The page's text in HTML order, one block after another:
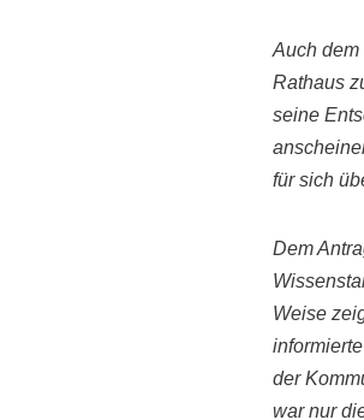
Auch
Rathaus
seine
für sich
Dem
Weise
der
war nur